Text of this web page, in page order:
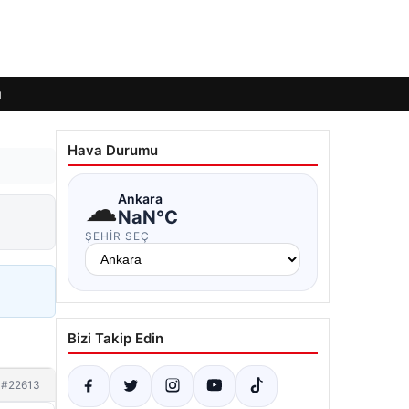
#22613
Hava Durumu
☁Ankara
NaN°C
ŞEHIR SEÇ
Bizi Takip Edin